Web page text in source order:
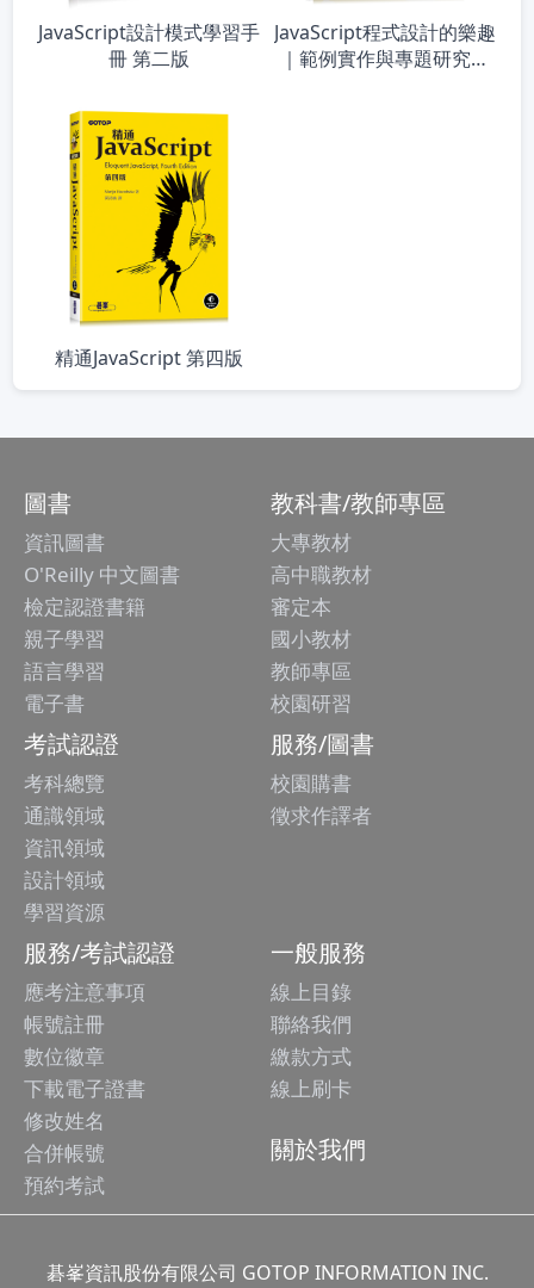
JavaScript設計模式學習手
冊 第二版
JavaScript程式設計的樂趣
｜範例實作與專題研究的
精通JavaScript 第四版
圖書
資訊圖書
O'Reilly 中文圖書
檢定認證書籍
親子學習
語言學習
電子書
教科書/教師專區
大專教材
高中職教材
審定本
國小教材
教師專區
校園研習
考試認證
考科總覽
通識領域
資訊領域
設計領域
學習資源
服務/圖書
校園購書
徵求作譯者
服務/考試認證
應考注意事項
帳號註冊
數位徽章
下載電子證書
修改姓名
合併帳號
預約考試
一般服務
線上目錄
聯絡我們
繳款方式
線上刷卡
關於我們
碁峯資訊股份有限公司 GOTOP INFORMATION INC.